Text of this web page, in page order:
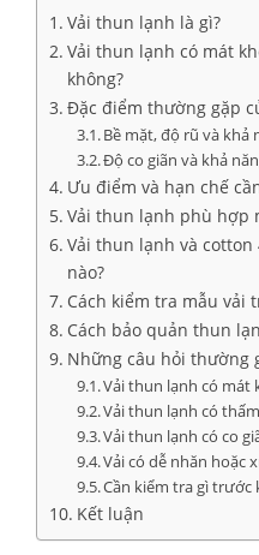
Vải thun lạnh là gì?
Vải thun lạnh có mát
không?
Đặc điểm thường gặp
Bề mặt, độ rũ và khả
Độ co giãn và khả
Ưu điểm và hạn chế
Vải thun lạnh phù hợp
Vải thun lạnh và
nào?
Cách kiểm tra mẫu vải
Cách bảo quản thun
Những câu hỏi thường
Vải thun lạnh có mát
Vải thun lạnh có
Vải thun lạnh có co
Vải có dễ nhăn hoặc
Cần kiểm tra gì trước
Kết luận